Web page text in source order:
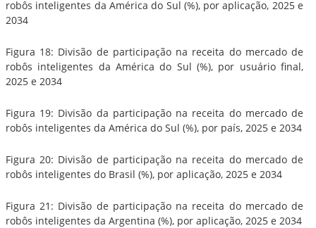
robôs inteligentes da América do Sul (%), por aplicação, 2025 e
2034
Figura 18: Divisão de participação na receita do mercado de
robôs inteligentes da América do Sul (%), por usuário final,
2025 e 2034
Figura 19: Divisão da participação na receita do mercado de
robôs inteligentes da América do Sul (%), por país, 2025 e 2034
Figura 20: Divisão de participação na receita do mercado de
robôs inteligentes do Brasil (%), por aplicação, 2025 e 2034
Figura 21: Divisão de participação na receita do mercado de
robôs inteligentes da Argentina (%), por aplicação, 2025 e 2034